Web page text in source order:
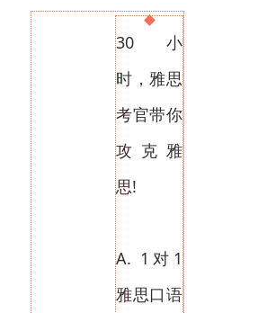
30小
时，雅思
考官带你
攻克雅
思!
A. 1对1
雅思口语